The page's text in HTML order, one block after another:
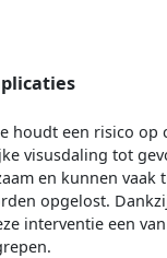
houdt een risico op
visusdaling tot
en kunnen vaak
opgelost.
interventie een